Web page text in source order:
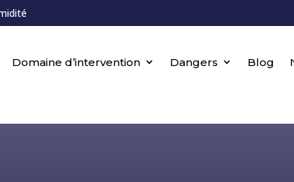
Domaine d’intervention Dangers Blog